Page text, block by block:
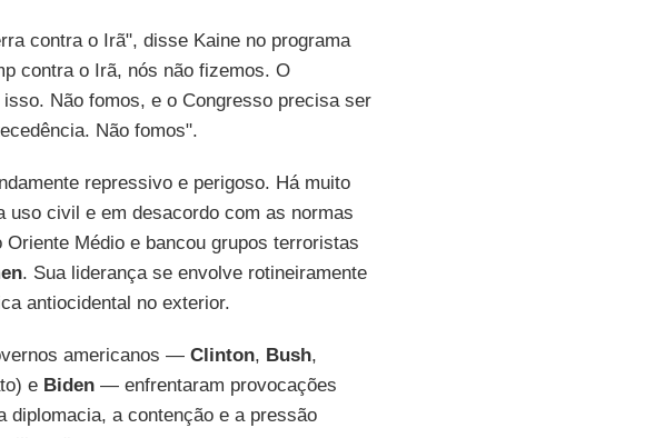
contra o Irã", disse Kaine no programa
contra o Irã, nós não fizemos. O
Não fomos, e o Congresso precisa ser
Não fomos".
repressivo e perigoso. Há muito
uso civil e em desacordo com as normas
Médio e bancou grupos terroristas
. Sua liderança se envolve rotineiramente
antiocidental no exterior.
americanos — Clinton, Bush,
e Biden— enfrentaram provocações
diplomacia, a contenção e a pressão